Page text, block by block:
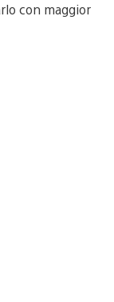
con maggior